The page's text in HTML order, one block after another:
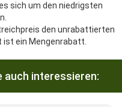
sich um den niedrigsten
den unrabattierten
ist ein Mengenrabatt.
auch interessieren: